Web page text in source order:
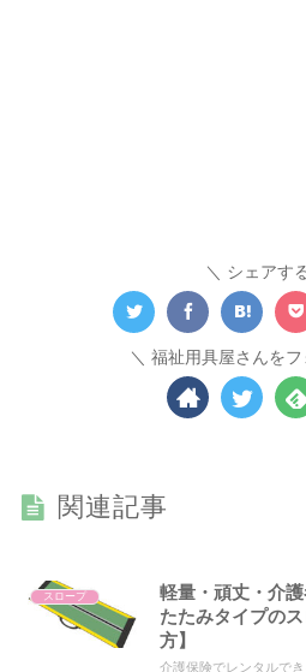
シェアす
福祉用具屋さんをフ
関連記事
スロープ
軽量・頑丈・介
たたみタイプの
方】
介護保険でレンタルで